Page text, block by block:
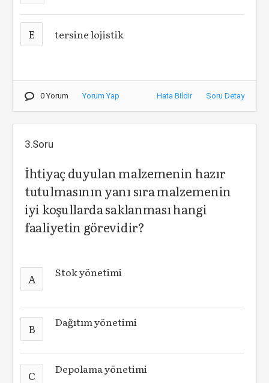
E tersine lojistik
0 Yorum Yorum Yap Hata Bildir Soru Detay
3.Soru
İhtiyaç duyulan malzemenin hazır
tutulmasının yanı sıra malzemenin
iyi koşullarda saklanması hangi
faaliyetin görevidir?
A Stok yönetimi
B Dağıtım yönetimi
C Depolama yönetimi